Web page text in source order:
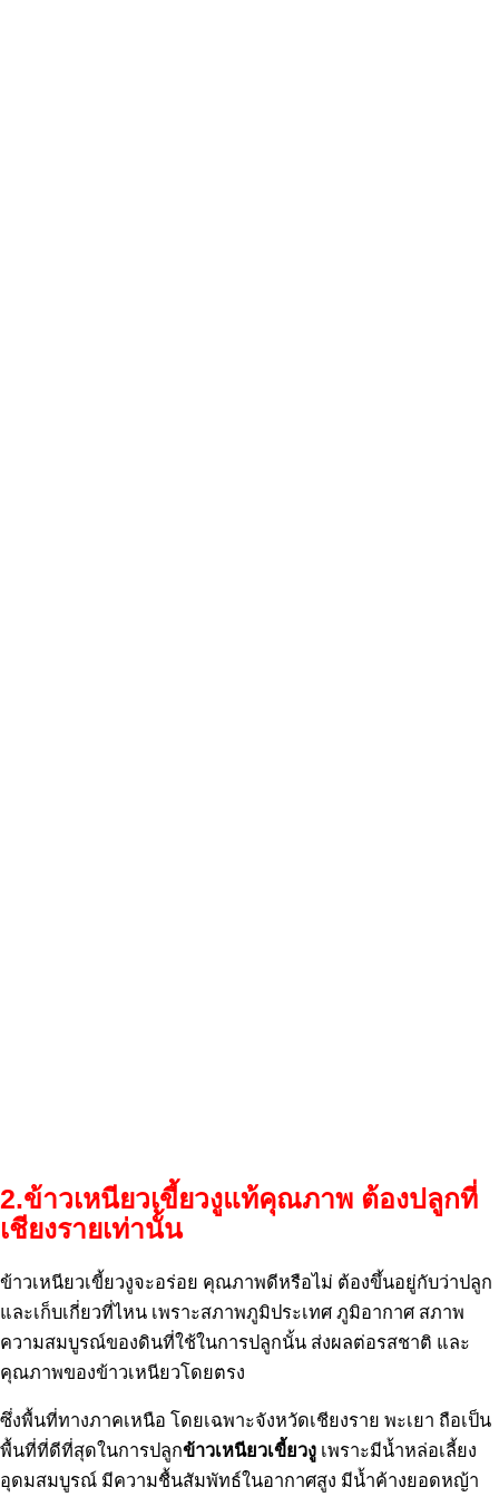
2.ข้าวเหนียวเขี้ยวงูแท้คุณภาพ ต้องปลูกที่
เชียงรายเท่านั้น
ข้าวเหนียวเขี้ยวงูจะอร่อย คุณภาพดีหรือไม่ ต้องขึ้นอยู่กับว่าปลูก
และเก็บเกี่ยวที่ไหน เพราะสภาพภูมิประเทศ ภูมิอากาศ สภาพ
ความสมบูรณ์ของดินที่ใช้ในการปลูกนั้น ส่งผลต่อรสชาติ และ
คุณภาพของข้าวเหนียวโดยตรง
ซึ่งพื้นที่ทางภาคเหนือ โดยเฉพาะจังหวัดเชียงราย พะเยา ถือเป็น
พื้นที่ที่ดีที่สุดในการปลูกข้าวเหนียวเขี้ยวงู เพราะมีน้ำหล่อเลี้ยง
อุดมสมบูรณ์ มีความชื้นสัมพัทธ์ในอากาศสูง มีน้ำค้างยอดหญ้า